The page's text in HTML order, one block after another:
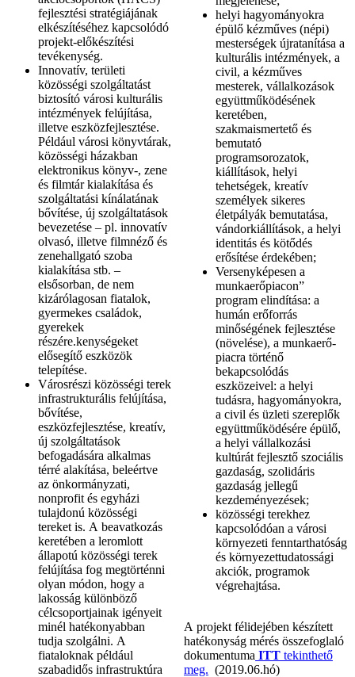
fejlesztési stratégiájának
elkészítéséhez kapcsolódó
projekt-előkészítési
tevékenység.
Innovatív, területi
közösségi szolgáltatást
biztosító városi kulturális
intézmények felújítása,
illetve eszközfejlesztése.
Például városi könyvtárak,
közösségi házakban
elektronikus könyv-, zene
és filmtár kialakítása és
szolgáltatási kínálatának
bővítése, új szolgáltatások
bevezetése – pl. innovatív
olvasó, illetve filmnéző és
zenehallgató szoba
kialakítása stb. –
elsősorban, de nem
kizárólagosan fiatalok,
gyermekes családok,
gyerekek
részére.kenységeket
elősegítő eszközök
telepítése.
Városrészi közösségi terek
infrastrukturális felújítása,
bővítése,
eszközfejlesztése, kreatív,
új szolgáltatások
befogadására alkalmas
térré alakítása, beleértve
az önkormányzati,
nonprofit és egyházi
tulajdonú közösségi
tereket is. A beavatkozás
keretében a leromlott
állapotú közösségi terek
felújítása fog megtörténni
olyan módon, hogy a
lakosság különböző
célcsoportjainak igényeit
minél hatékonyabban
tudja szolgálni. A
fiataloknak például
szabadidős infrastruktúra
helyi hagyományokra
épülő kézműves (népi)
mesterségek újratanítása a
kulturális intézmények, a
civil, a kézműves
mesterek, vállalkozások
együttműködésének
keretében,
szakmaismertető és
bemutató
programsorozatok,
kiállítások, helyi
tehetségek, kreatív
személyek sikeres
életpályák bemutatása,
vándorkiállítások, a helyi
identitás és kötődés
erősítése érdekében;
Versenyképesen a
munkaerőpiacon”
program elindítása: a
humán erőforrás
minőségének fejlesztése
(növelése), a munkaerő-
piacra történő
bekapcsolódás
eszközeivel: a helyi
tudásra, hagyományokra,
a civil és üzleti szereplők
együttműködésére épülő,
a helyi vállalkozási
kultúrát fejlesztő szociális
gazdaság, szolidáris
gazdaság jellegű
kezdeményezések;
közösségi terekhez
kapcsolódóan a városi
környezeti fenntarthatóság
és környezettudatossági
akciók, programok
végrehajtása.
A projekt félidejében készített
hatékonyság mérés összefoglaló
dokumentuma ITT tekinthető
meg. (2019.06.hó)